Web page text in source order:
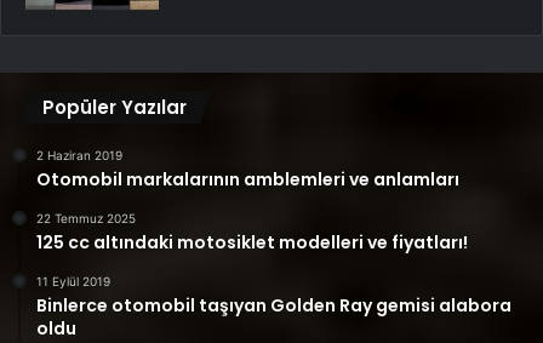
Popüler Yazılar
2 Haziran 2019
Otomobil markalarının amblemleri ve anlamları
22 Temmuz 2025
125 cc altındaki motosiklet modelleri ve fiyatları!
11 Eylül 2019
Binlerce otomobil taşıyan Golden Ray gemisi alabora
oldu